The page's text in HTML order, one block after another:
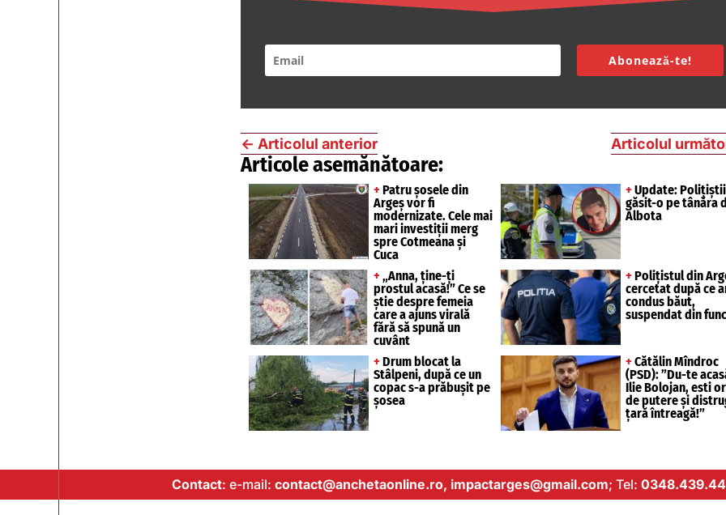
Abonează-te!
← Articolul anterior Articolul
Articole asemănătoare:
+ Patru șosele din
Argeș vor fi
modernizate. Cele mai
mari investiții merg
spre Cotmeana și
Cuca
+ Update:
găsit-o pe tânăra
Albota
+ „Anna, ține-ți
prostul acasă!” Ce se
știe despre femeia
care a ajuns virală
fără să spună un
cuvânt
+ Polițistul din
cercetat după ce
condus băut,
suspendat din
+ Drum blocat la
Stâlpeni, după ce un
copac s-a prăbușit pe
șosea
+ Cătălin Mîndroc
(PSD): ”Du-te
Ilie Bolojan, esti
de putere și
țară întreagă!”
Contact: e-mail: contact@anchetaonline.ro, impactarges@gmail.com; Tel: